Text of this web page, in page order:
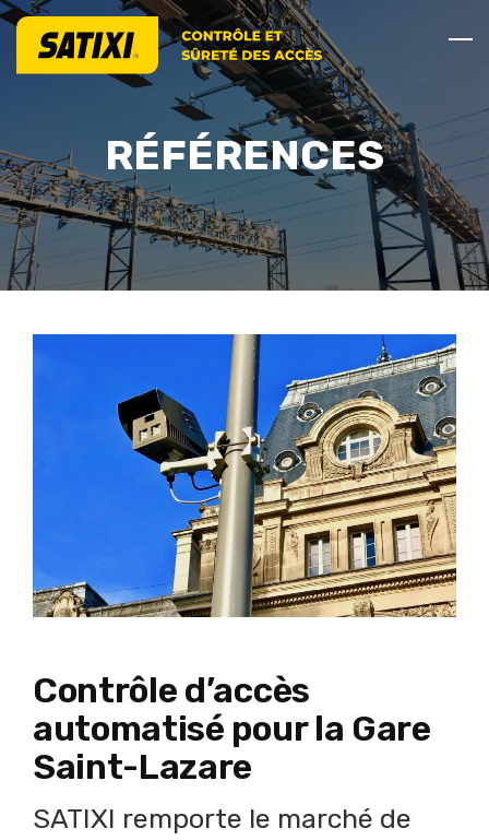
RÉFÉRENCES
Contrôle d’accès
automatisé pour la Gare
Saint-Lazare
SATIXI remporte le marché de